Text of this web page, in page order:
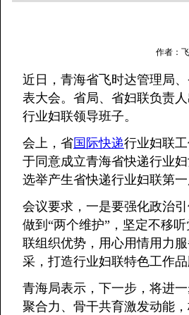
作者：
近日，青海省飞时达管理局
表大会。省局、省妇联负责
行业妇联领导班子。
会上，省国际快递行业妇联
于同意成立青海省快递行业
选举产生省快递行业妇联第
会议要求，一是要强化政治
做到“两个维护”，坚定不移
联组织优势，用心用情用力
采，打造行业妇联特色工作品
青海局表示，下一步，将进
聚合力、骨干共育激发动能